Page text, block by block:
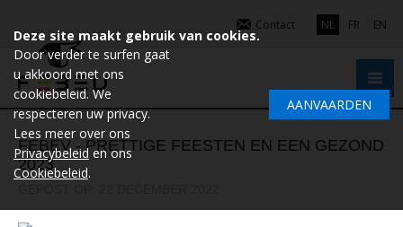
Contact NL FR EN
FEBEV - PRETTIGE FEESTEN EN EEN GEZOND
2023
Deze site maakt gebruik van cookies.
Door verder te surfen gaat
u akkoord met ons
cookiebeleid. We
respecteren uw privacy.
Lees meer over ons
Privacybeleid en ons
Cookiebeleid.
AANVAARDEN